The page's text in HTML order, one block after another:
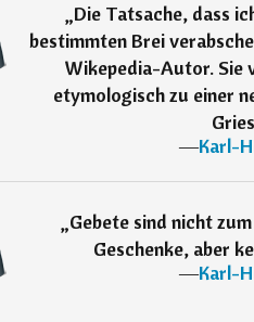
„Die Tatsache, dass
bestimmten Brei
Wikepedia-Autor. Sie
etymologisch zu einer
―Karl-
„Gebete sind nicht
Geschenke, aber
―Karl-